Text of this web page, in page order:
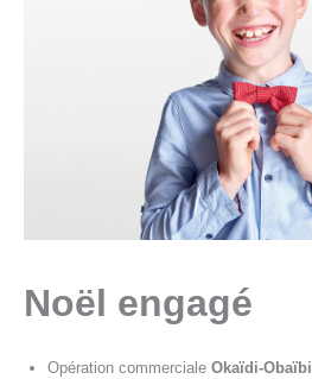
Noël engagé
Opération commerciale Okaïdi-Obaïbi